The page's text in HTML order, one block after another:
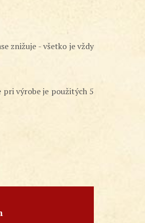
znižuje - všetko je vždy
výrobe je použitých 5